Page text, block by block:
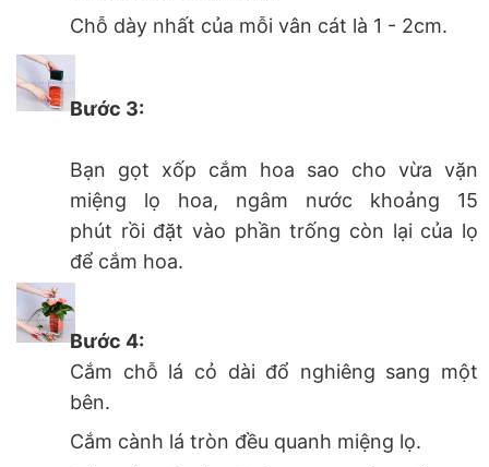
Chỗ dày nhất của mỗi vân cát là 1 - 2cm.
Bước 3:
Bạn gọt xốp cắm hoa sao cho vừa vặn
miệng lọ hoa, ngâm nước khoảng 15
phút rồi đặt vào phần trống còn lại của lọ
để cắm hoa.
Bước 4:
Cắm chỗ lá cỏ dài đổ nghiêng sang một
bên.
Cắm cành lá tròn đều quanh miệng lọ.